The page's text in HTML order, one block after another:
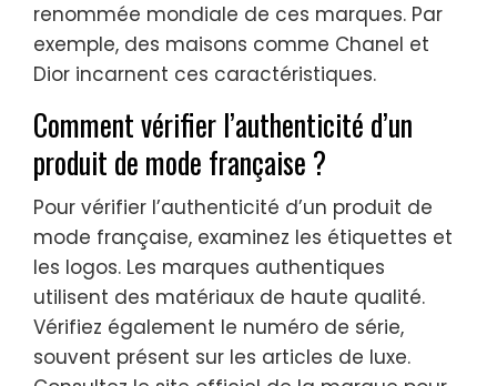
renommée mondiale de ces marques. Par
exemple, des maisons comme Chanel et
Dior incarnent ces caractéristiques.
Comment vérifier l’authenticité d’un
produit de mode française ?
Pour vérifier l’authenticité d’un produit de
mode française, examinez les étiquettes et
les logos. Les marques authentiques
utilisent des matériaux de haute qualité.
Vérifiez également le numéro de série,
souvent présent sur les articles de luxe.